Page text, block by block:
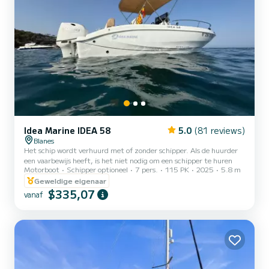
Idea Marine IDEA 58 5.0 (81 reviews)
Blanes
Het schip wordt verhuurd met of zonder schipper. Als de huurder
een vaarbewijs heeft, is het niet nodig om een schipper te huren
Motorboot
Schipper optioneel 7 pers. 115 PK 2025
5.8 m
Geweldige eigenaar
vanaf $335,07